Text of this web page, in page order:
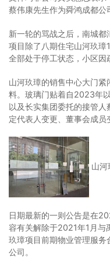
蔡伟康先生作为舜鸿成都公
新一轮的骂战之后，南城
项目除了八期住宅山河玖
全部处于停工状态，小区因
山河玖璋的销售中心大门
料。玻璃门贴着自2023年
以及长实集团委托的接管
定代表人变更、董事会成员
山河
日期最新的一则公告是在
容有关解除于2021年1月与
玖璋项目前期物业管理服
公司。